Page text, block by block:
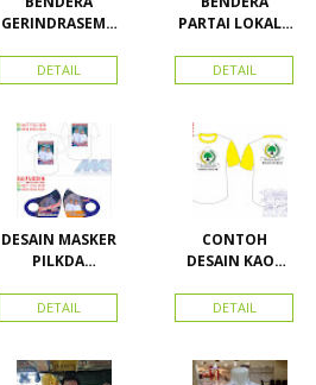
GERINDRASEMU
DETAIL
PARTAI LOKAL /
ACEH
DETAIL
DESAIN MASKER
PILKDA
Calon Bupati &
Wakil Bupati
Kepulauan
DETAIL
CONTOH
DESAIN KAOS
BAHAN PE
DOUBLE
DETAIL